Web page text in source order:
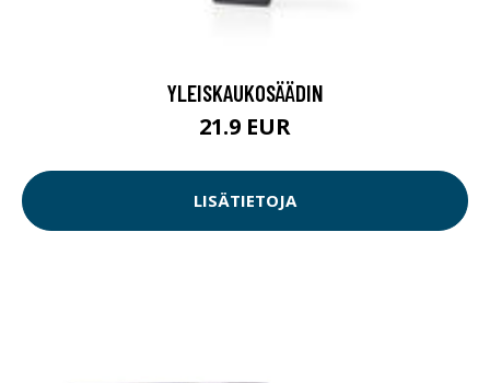
YLEISKAUKOSÄÄDIN
21.9 EUR
LISÄTIETOJA